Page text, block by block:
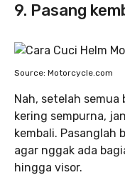
9. Pasang
Source: Motorcycle.com
Nah, setelah semua
kering sempurna,
kembali. Pasanglah
agar nggak ada
hingga visor.